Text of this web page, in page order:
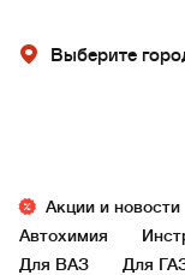
Выберите
Акции и новости
Автохимия
Для ВАЗ
Для